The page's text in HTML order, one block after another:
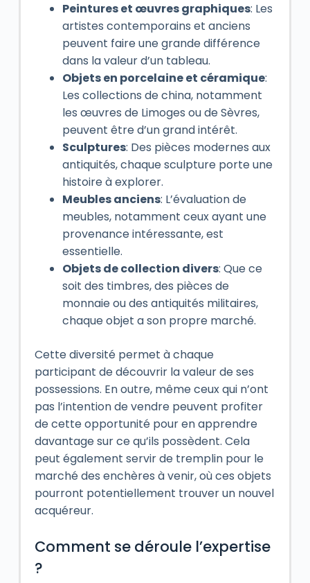
Peintures et œuvres graphiques: Les
artistes contemporains et anciens
peuvent faire une grande différence
dans la valeur d’un tableau.
Objets en porcelaine et céramique:
Les collections de china, notamment
les œuvres de Limoges ou de Sèvres,
peuvent être d’un grand intérêt.
Sculptures: Des pièces modernes aux
antiquités, chaque sculpture porte une
histoire à explorer.
Meubles anciens: L’évaluation de
meubles, notamment ceux ayant une
provenance intéressante, est
essentielle.
Objets de collection divers: Que ce
soit des timbres, des pièces de
monnaie ou des antiquités militaires,
chaque objet a son propre marché.
Cette diversité permet à chaque
participant de découvrir la valeur de ses
possessions. En outre, même ceux qui n’ont
pas l’intention de vendre peuvent profiter
de cette opportunité pour en apprendre
davantage sur ce qu’ils possèdent. Cela
peut également servir de tremplin pour le
marché des enchères à venir, où ces objets
pourront potentiellement trouver un nouvel
acquéreur.
Comment se déroule l’expertise
?